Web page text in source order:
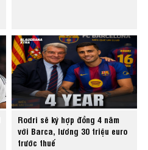
Rodri sẽ ký hợp đồng 4 năm
với Barca, lương 30 triệu euro
trước thuế